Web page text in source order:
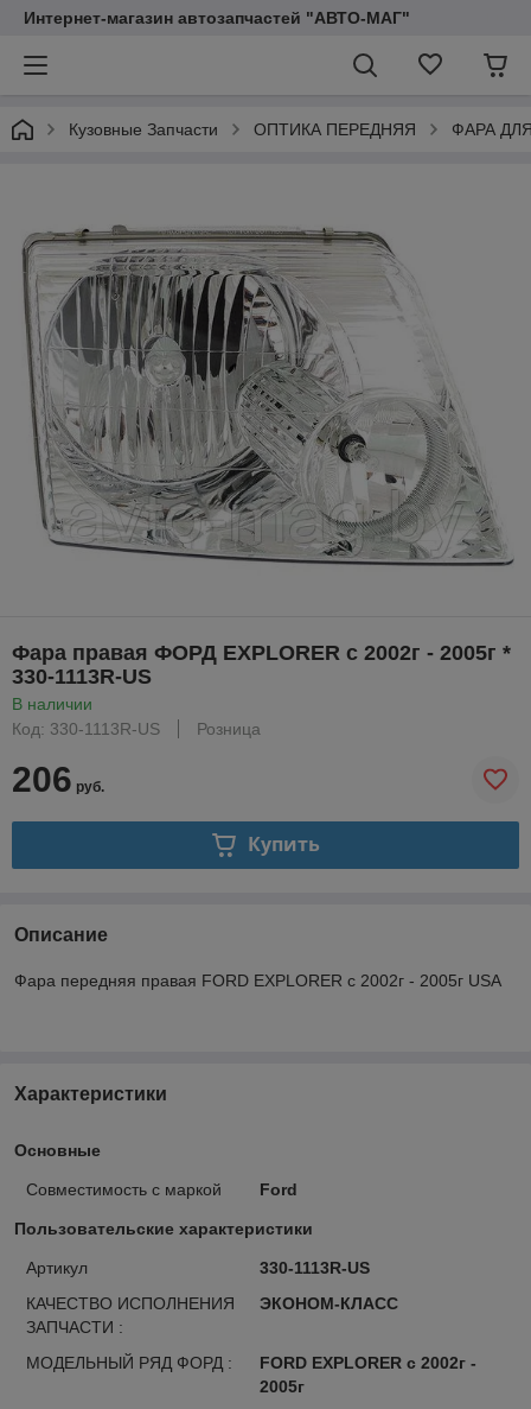
Интернет-магазин автозапчастей "АВТО-МАГ"
Кузовные Запчасти ОПТИКА ПЕРЕДНЯЯ ФАРА
Фара правая ФОРД EXPLORER с 2002г - 2005г *
330-1113R-US
В наличии
Код: 330-1113R-US
Розница
206 руб.
Купить
Описание
Фара передняя правая FORD EXPLORER с 2002г - 2005г USA
Характеристики
Основные
Совместимость с маркой Ford
Пользовательские характеристики
Артикул
330-1113R-US
КАЧЕСТВО ИСПОЛНЕНИЯ
ЗАПЧАСТИ :
ЭКОНОМ-КЛАСС
МОДЕЛЬНЫЙ РЯД ФОРД :
FORD EXPLORER с 2002г -
2005г